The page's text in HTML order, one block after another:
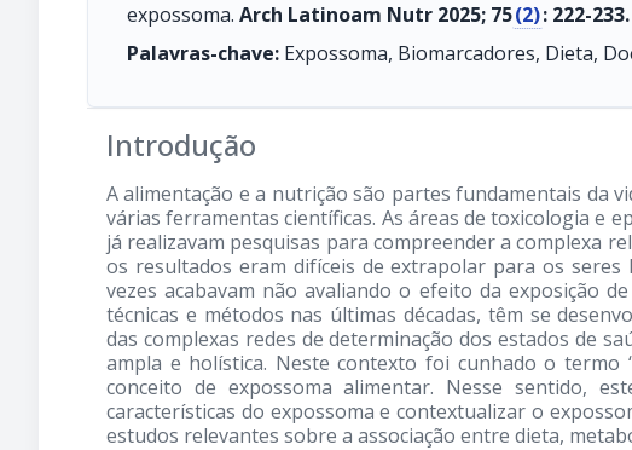
expossoma. Arch Latinoam Nutr 2025; 75(2): 222-233.
Palavras-chave: Expossoma, Biomarcadores, Dieta,
Introdução
A alimentação e a nutrição são partes fundamentais da
várias ferramentas científicas. As áreas de toxicologia e
já realizavam pesquisas para compreender a complexa
os resultados eram difíceis de extrapolar para os
vezes acabavam não avaliando o efeito da exposição
técnicas e métodos nas últimas décadas, têm se
das complexas redes de determinação dos estados de
ampla e holística. Neste contexto foi cunhado o termo
conceito de expossoma alimentar. Nesse sentido,
características do expossoma e contextualizar o
estudos relevantes sobre a associação entre dieta,